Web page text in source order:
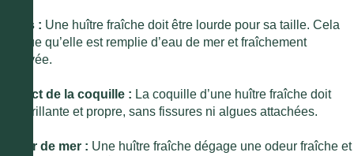
Poids : Une huître fraîche doit être lourde pour sa taille. Cela
indique qu’elle est remplie d’eau de mer et fraîchement
prélevée.
Aspect de la coquille : La coquille d’une huître fraîche doit
être brillante et propre, sans fissures ni algues attachées.
Odeur de mer : Une huître fraîche dégage une odeur fraîche et